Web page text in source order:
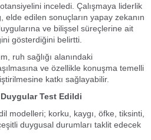
inceledi. Çalışmaya liderlik
edilen sonuçların yapay zekanın
ve bilişsel süreçlerine ait
gösterdiğini belirtti.
ruh sağlığı alanındaki
ve özellikle konuşma temelli
katkı sağlayabilir.
Test Edildi
modelleri; korku, kaygı, öfke, tiksinti,
duygusal durumları taklit edecek